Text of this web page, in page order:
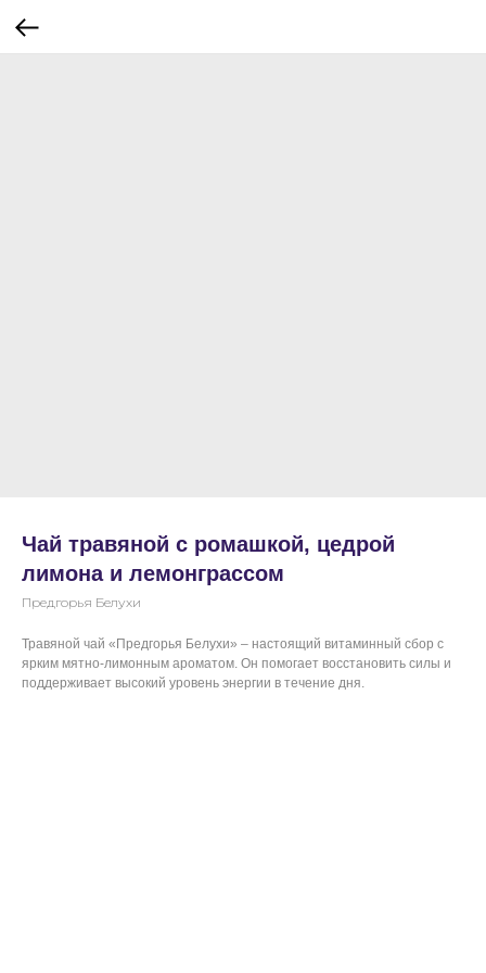
Чай травяной с ромашкой, цедрой
лимона и лемонграссом
Предгорья Белухи
Травяной чай «Предгорья Белухи» – настоящий витаминный сбор с
ярким мятно-лимонным ароматом. Он помогает восстановить силы и
поддерживает высокий уровень энергии в течение дня.